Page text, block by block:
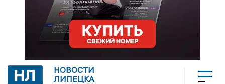
НОВОСТИ
ЛИПЕЦКА